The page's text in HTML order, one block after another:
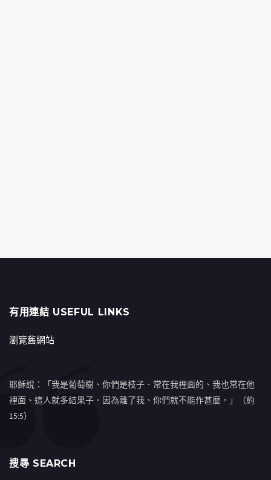
有用連結 USEFUL LINKS
瀏覽舊網站
耶穌說：「我是葡萄樹、你們是枝子．常在我裡面的、我也常在他
裡面、這人就多結果子．因為離了我、你們就不能作甚麼。」（約
15:5）
搜㝷 SEARCH